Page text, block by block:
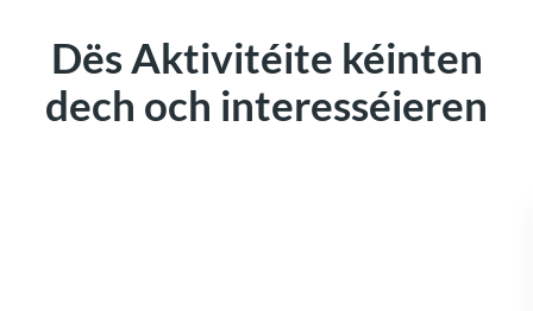
Dës Aktivitéite kéinten
dech och interesséieren